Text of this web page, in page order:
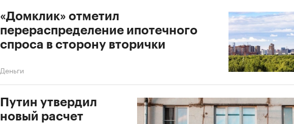
Деньги
«Домклик» отметил
перераспределение ипотечного
спроса в сторону вторички
Путин утвердил
новый расчет